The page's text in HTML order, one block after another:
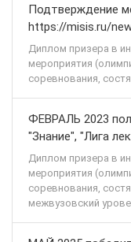
Подтверждение
https://misis.ru/
Диплом призера в
мероприятия
соревнования,
ФЕВРАЛЬ 2023
"Знание", "Лига
Диплом призера в
мероприятия
соревнования,
межвузовский